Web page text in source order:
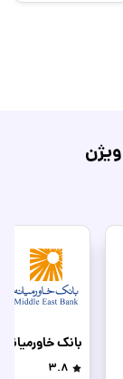
بانک خاورمیانه